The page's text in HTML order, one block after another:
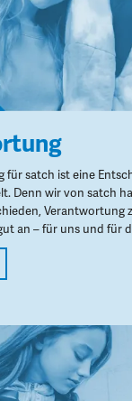
für satch ist eine
Denn wir von satch
Verantwortung
an – für uns und für